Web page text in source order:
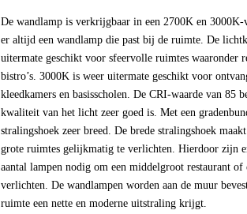
De wandlamp is verkrijgbaar in een 2700K en
er altijd een wandlamp die past bij de ruimte. De
uitermate geschikt voor sfeervolle ruimtes waaronder
bistro’s. 3000K is weer uitermate geschikt voor
kleedkamers en basisscholen. De CRI-waarde van 85
kwaliteit van het licht zeer goed is. Met een
stralingshoek zeer breed. De brede stralingshoek
grote ruimtes gelijkmatig te verlichten. Hierdoor zijn
aantal lampen nodig om een middelgroot restaurant of
verlichten. De wandlampen worden aan de muur
ruimte een nette en moderne uitstraling krijgt.